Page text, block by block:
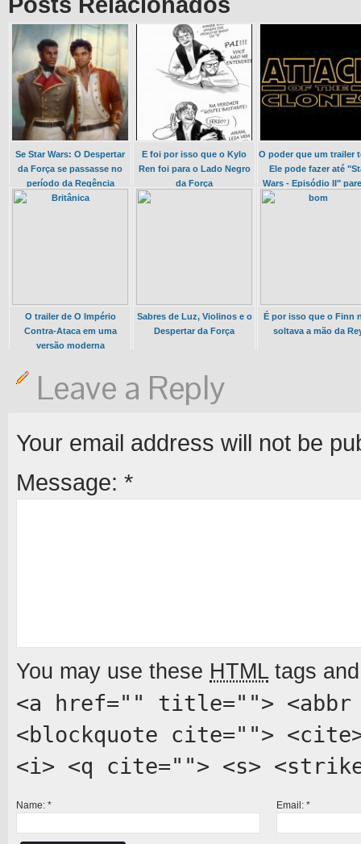
Se Star Wars: O Despertar
da Força se passasse no
período da Regência
Britânica
E foi por isso que o Kylo
Ren foi para o Lado Negro
da Força
O poder que um trailer
Ele pode fazer até
Wars - Episódio II"
bom
O trailer de O Império
Contra-Ataca em uma
versão moderna
Sabres de Luz, Violinos e o
Despertar da Força
É por isso que o Finn
soltava a mão da
Leave a Reply
Your email address will not be
Message: *
You may use these HTMLtags
<a href="" title="">
<blockquote cite="">
<i> <q cite=""> <s>
Name: * Email:*